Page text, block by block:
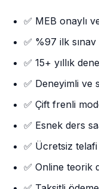
✅ MEB onaylı
✅ %97 ilk
✅ 15+ yıllık
✅ Deneyimli ve
✅ Çift frenli
✅ Esnek ders
✅ Ücretsiz
✅ Online teorik